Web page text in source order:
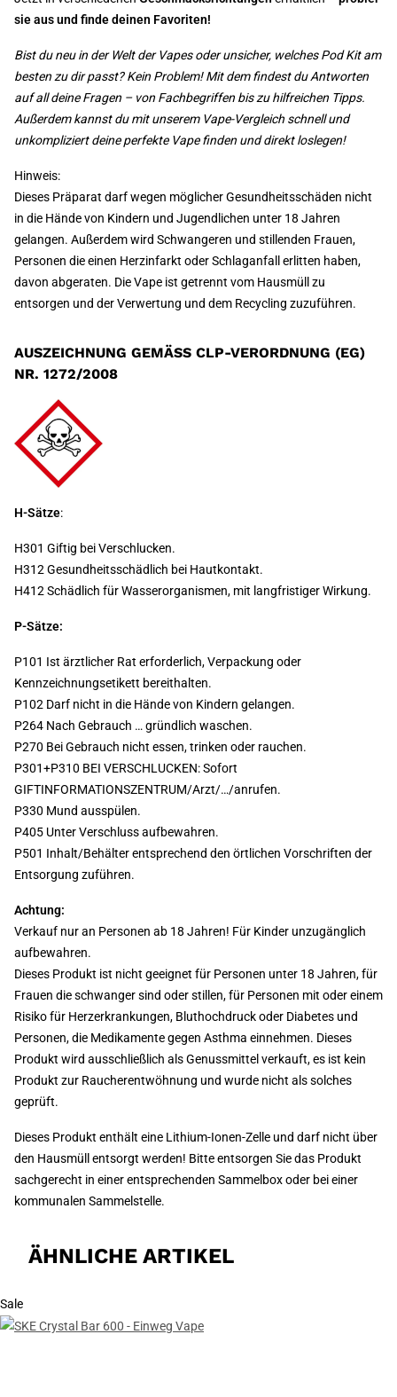
sie aus und finde deinen Favoriten!
Bist du neu in der Welt der Vapes oder unsicher, welches Pod Kit am
besten zu dir passt? Kein Problem! Mit dem findest du Antworten
auf all deine Fragen – von Fachbegriffen bis zu hilfreichen Tipps.
Außerdem kannst du mit unserem Vape-Vergleich schnell und
unkompliziert deine perfekte Vape finden und direkt loslegen!
Hinweis:
Dieses Präparat darf wegen möglicher Gesundheitsschäden nicht
in die Hände von Kindern und Jugendlichen unter 18 Jahren
gelangen. Außerdem wird Schwangeren und stillenden Frauen,
Personen die einen Herzinfarkt oder Schlaganfall erlitten haben,
davon abgeraten. Die Vape ist getrennt vom Hausmüll zu
entsorgen und der Verwertung und dem Recycling zuzuführen.
AUSZEICHNUNG GEMÄSS CLP-VERORDNUNG (EG) N
R. 1272/2008
H-Sätze:
H301 Giftig bei Verschlucken.
H312 Gesundheitsschädlich bei Hautkontakt.
H412 Schädlich für Wasserorganismen, mit langfristiger Wirkung.
P-Sätze:
P101 Ist ärztlicher Rat erforderlich, Verpackung oder
Kennzeichnungsetikett bereithalten.
P102 Darf nicht in die Hände von Kindern gelangen.
P264 Nach Gebrauch … gründlich waschen.
P270 Bei Gebrauch nicht essen, trinken oder rauchen.
P301+P310 BEI VERSCHLUCKEN: Sofort
GIFTINFORMATIONSZENTRUM/Arzt/…/anrufen.
P330 Mund ausspülen.
P405 Unter Verschluss aufbewahren.
P501 Inhalt/Behälter entsprechend den örtlichen Vorschriften der
Entsorgung zuführen.
Achtung:
Verkauf nur an Personen ab 18 Jahren! Für Kinder unzugänglich
aufbewahren.
Dieses Produkt ist nicht geeignet für Personen unter 18 Jahren, für
Frauen die schwanger sind oder stillen, für Personen mit oder einem
Risiko für Herzerkrankungen, Bluthochdruck oder Diabetes und
Personen, die Medikamente gegen Asthma einnehmen. Dieses
Produkt wird ausschließlich als Genussmittel verkauft, es ist kein
Produkt zur Raucherentwöhnung und wurde nicht als solches
geprüft.
Dieses Produkt enthält eine Lithium-Ionen-Zelle und darf nicht über
den Hausmüll entsorgt werden! Bitte entsorgen Sie das Produkt
sachgerecht in einer entsprechenden Sammelbox oder bei einer
kommunalen Sammelstelle.
ÄHNLICHE ARTIKEL
Sale